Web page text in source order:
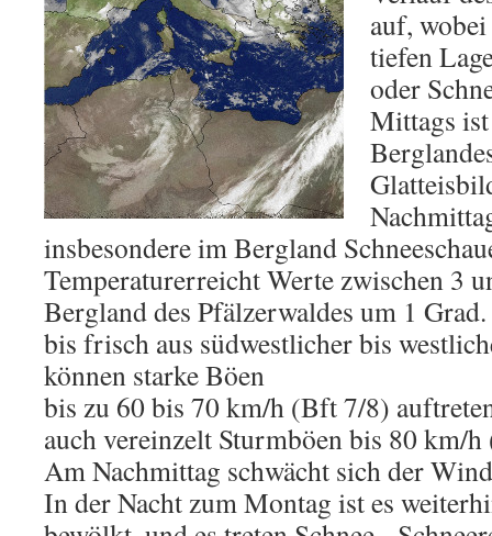
auf,
tiefen
oder
Mittags
insbesondere im Bergland
Temperaturerreicht Werte zwischen 3
Bergland des Pfälzerwaldes um 1
bis frisch aus südwestlicher bis
können starke Böen
bis zu 60 bis 70 km/h (Bft 7/8)
auch vereinzelt Sturmböen bis 80 km/
Am Nachmittag schwächt sich der
In der Nacht zum Montag ist es